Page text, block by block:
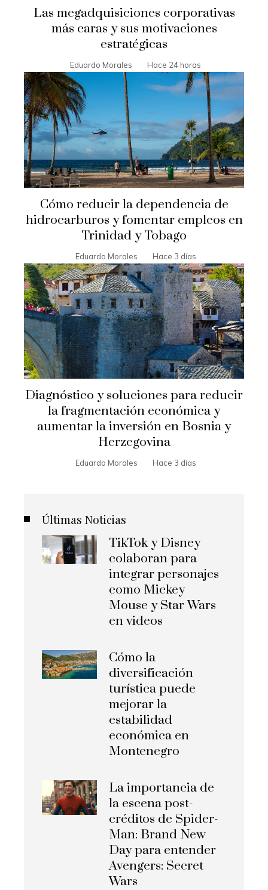
Las megadquisiciones corporativas
más caras y sus motivaciones
estratégicas
Eduardo Morales Hace 24 horas
Cómo reducir la dependencia de
hidrocarburos y fomentar empleos en
Trinidad y Tobago
Eduardo Morales Hace 3 días
Diagnóstico y soluciones para reducir
la fragmentación económica y
aumentar la inversión en Bosnia y
Herzegovina
Eduardo Morales Hace 3 días
Últimas Noticias
TikTok y Disney
colaboran para
integrar personajes
como Mickey
Mouse y Star Wars
en videos
Cómo la
diversificación
turística puede
mejorar la
estabilidad
económica en
Montenegro
La importancia de
la escena post-
créditos de Spider-
Man: Brand New
Day para entender
Avengers: Secret
Wars